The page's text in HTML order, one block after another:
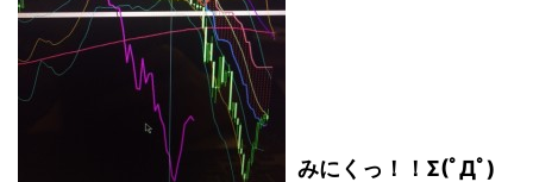
みにくっ！！Σ(ﾟДﾟ)